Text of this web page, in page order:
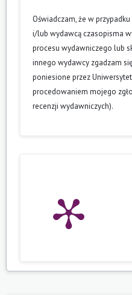
Oświadczam, że w
i/lub wydawcą czasopisma
procesu wydawniczego lub
innego wydawcy zgadzam
poniesione przez
procedowaniem mojego
recenzji wydawniczych).